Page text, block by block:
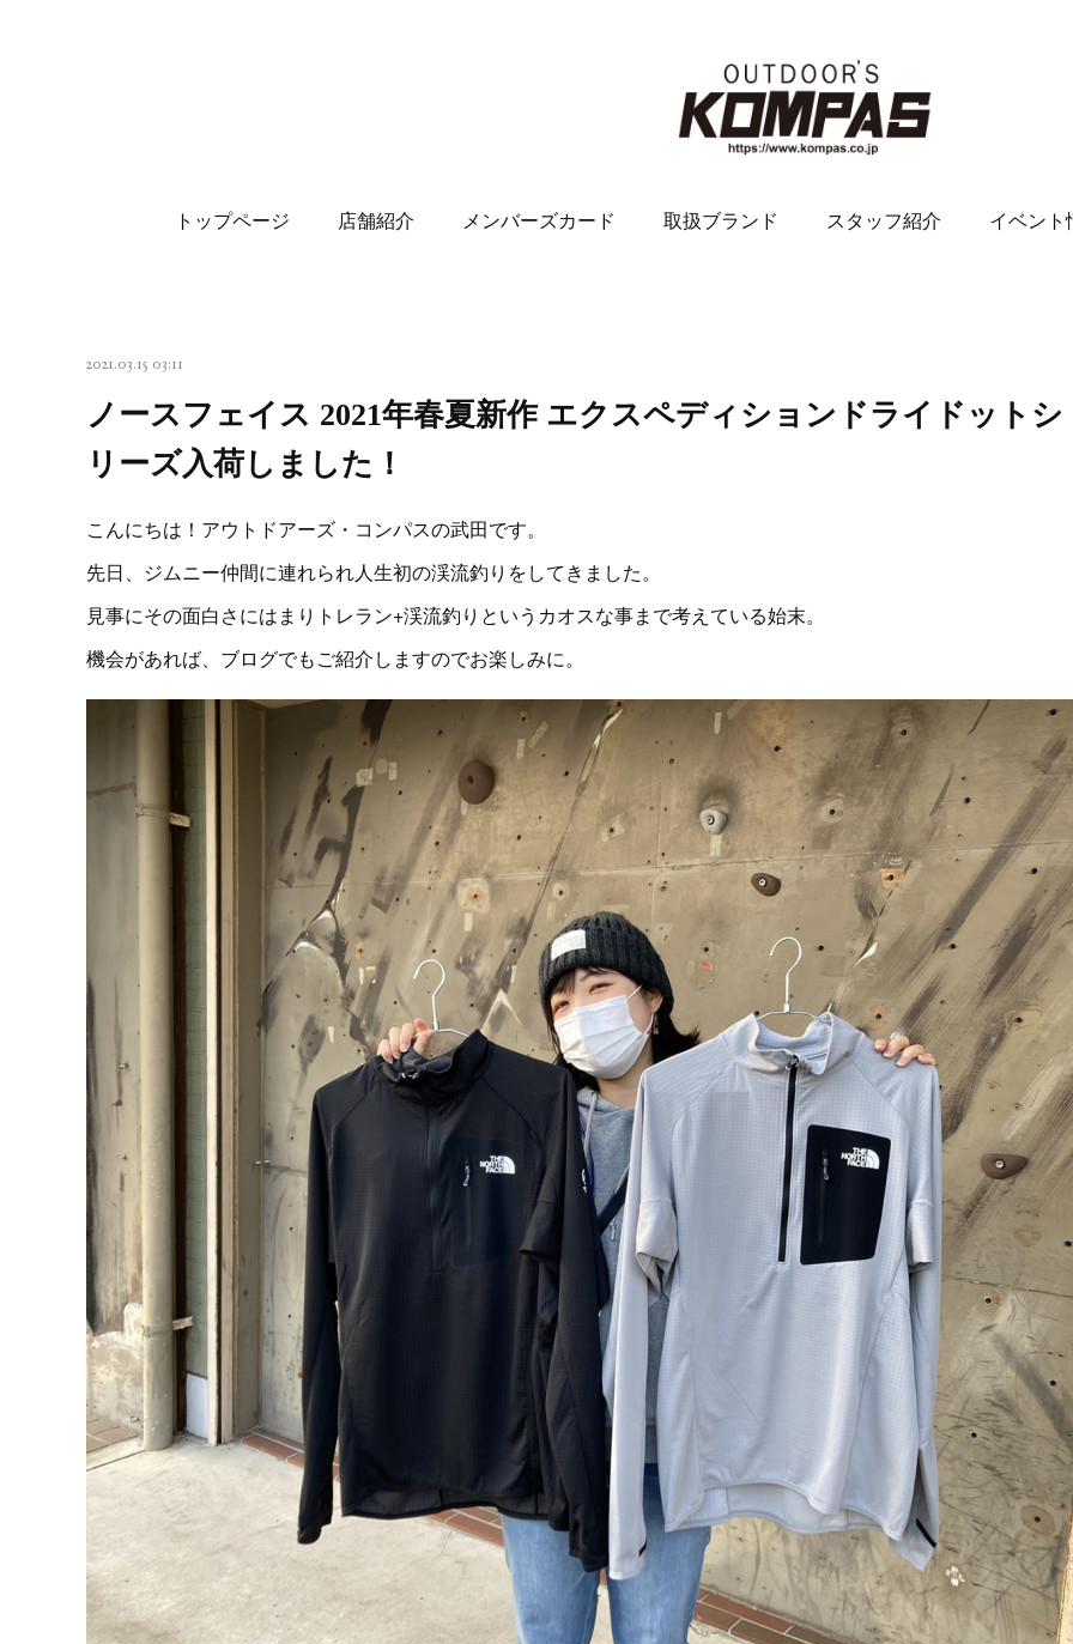
トップページ 店舗紹介 メンバーズカード 取扱ブランド スタッフ紹介 イベント
2021.03.15 03:11
ノースフェイス 2021年春夏新作 エクスペディションドライドットシ
リーズ入荷しました！
こんにちは！アウトドアーズ・コンパスの武田です。
先日、ジムニー仲間に連れられ人生初の渓流釣りをしてきました。
見事にその面白さにはまりトレラン+渓流釣りというカオスな事まで考えている始末。
機会があれば、ブログでもご紹介しますのでお楽しみに。